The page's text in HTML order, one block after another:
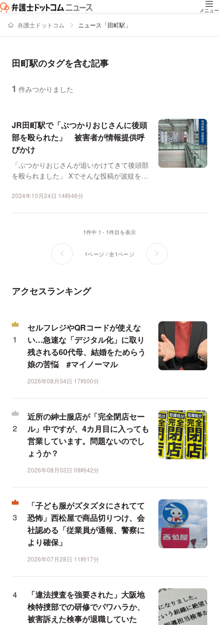
メニュー
弁護士ドットコム ニュース「田町駅」
田町駅のタグを含む記事
1 件みつかりました
JR田町駅で「ぶつかりおじさんに後頭
部を殴られた」 被害者が情報提供呼
びかけ
「ぶつかりおじさんが追いかけてきて後頭部
を殴られました」 Xでそんな投稿が波紋を呼
2024年10月24日 14時46分
1件中 1 - 1件目を表示
1ページ / 全1ページ
アクセスランキング
セルフレジやQRコードが使えな
い…急速な「デジタル化」に取り
残される60代母、結婚をためらう
娘の苦悩 #マイノーマル
2026年08月04日 17時00分
近所の紳士服店が「完全閉店セー
ル」中ですが、4カ月目に入っても
営業しています。問題ないのでし
ょうか？
2026年08月02日 09時42分
「子ども服がズタズタにされてて
恐怖」西松屋で商品切りつけ、会
社認める「従業員が通報、警察に
より確保」
2026年07月28日 11時17分
「違法捜査を強要された」大阪地
検特捜部での研修でパワハラか、
被害訴えた検事が退職していた